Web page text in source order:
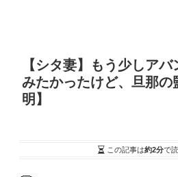
【シタ妻】もう少しア
みたかったけど、旦那の
明】
この記事は約2分で